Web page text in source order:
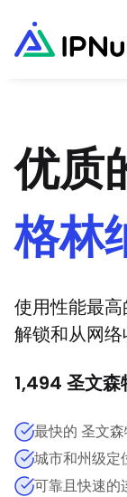
优质
格林
使用性能最高
解锁和从网
1,494 圣文森
最快的 圣文
城市和州级定
可靠且快速的